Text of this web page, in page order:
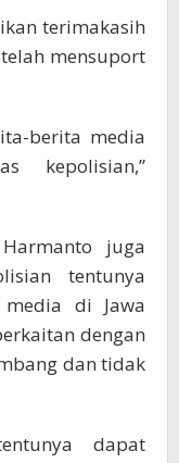
terimakasih
mensuport
berita media
kepolisian,”
juga
tentunya
di Jawa
dengan
dan tidak
dapat